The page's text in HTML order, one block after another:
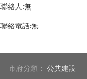
聯絡人:無
聯絡電話:無
市府分類： 公共建設